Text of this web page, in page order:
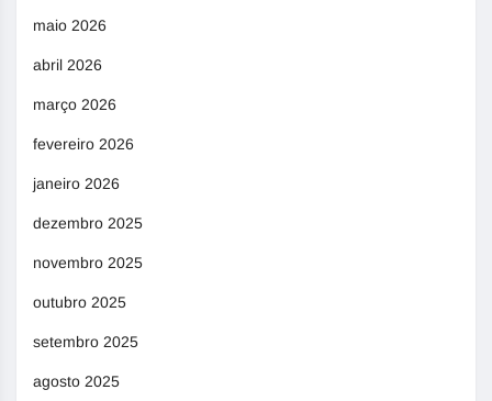
maio 2026
abril 2026
março 2026
fevereiro 2026
janeiro 2026
dezembro 2025
novembro 2025
outubro 2025
setembro 2025
agosto 2025